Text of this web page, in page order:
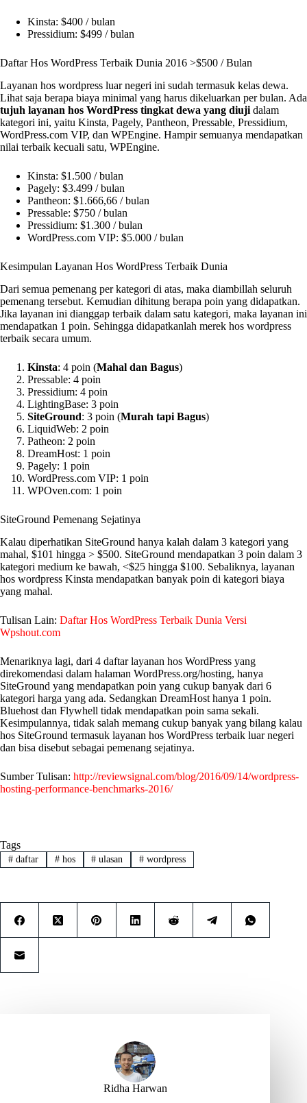
Kinsta: $400 / bulan
Pressidium: $499 / bulan
Daftar Hos WordPress Terbaik Dunia 2016 >$500 / Bulan
Layanan hos wordpress luar negeri ini sudah termasuk kelas dewa.
Lihat saja berapa biaya minimal yang harus dikeluarkan per bulan. Ada
tujuh layanan hos WordPress tingkat dewa yang diuji dalam
kategori ini, yaitu Kinsta, Pagely, Pantheon, Pressable, Pressidium,
WordPress.com VIP, dan WPEngine. Hampir semuanya mendapatkan
nilai terbaik kecuali satu, WPEngine.
Kinsta: $1.500 / bulan
Pagely: $3.499 / bulan
Pantheon: $1.666,66 / bulan
Pressable: $750 / bulan
Pressidium: $1.300 / bulan
WordPress.com VIP: $5.000 / bulan
Kesimpulan Layanan Hos WordPress Terbaik Dunia
Dari semua pemenang per kategori di atas, maka diambillah seluruh
pemenang tersebut. Kemudian dihitung berapa poin yang didapatkan.
Jika layanan ini dianggap terbaik dalam satu kategori, maka layanan ini
mendapatkan 1 poin. Sehingga didapatkanlah merek hos wordpress
terbaik secara umum.
Kinsta: 4 poin (Mahal dan Bagus)
Pressable: 4 poin
Pressidium: 4 poin
LightingBase: 3 poin
SiteGround: 3 poin (Murah tapi Bagus)
LiquidWeb: 2 poin
Patheon: 2 poin
DreamHost: 1 poin
Pagely: 1 poin
WordPress.com VIP: 1 poin
WPOven.com: 1 poin
SiteGround Pemenang Sejatinya
Kalau diperhatikan SiteGround hanya kalah dalam 3 kategori yang
mahal, $101 hingga > $500. SiteGround mendapatkan 3 poin dalam 3
kategori medium ke bawah, <$25 hingga $100. Sebaliknya, layanan
hos wordpress Kinsta mendapatkan banyak poin di kategori biaya
yang mahal.
Tulisan Lain: Daftar Hos WordPress Terbaik Dunia Versi
Wpshout.com
Menariknya lagi, dari 4 daftar layanan hos WordPress yang
direkomendasi dalam halaman WordPress.org/hosting, hanya
SiteGround yang mendapatkan poin yang cukup banyak dari 6
kategori harga yang ada. Sedangkan DreamHost hanya 1 poin.
Bluehost dan Flywhell tidak mendapatkan poin sama sekali.
Kesimpulannya, tidak salah memang cukup banyak yang bilang kalau
hos SiteGround termasuk layanan hos WordPress terbaik luar negeri
dan bisa disebut sebagai pemenang sejatinya.
Sumber Tulisan: http://reviewsignal.com/blog/2016/09/14/wordpress-
hosting-performance-benchmarks-2016/
Tags
#daftar #hos # ulasan # wordpress
Ridha Harwan